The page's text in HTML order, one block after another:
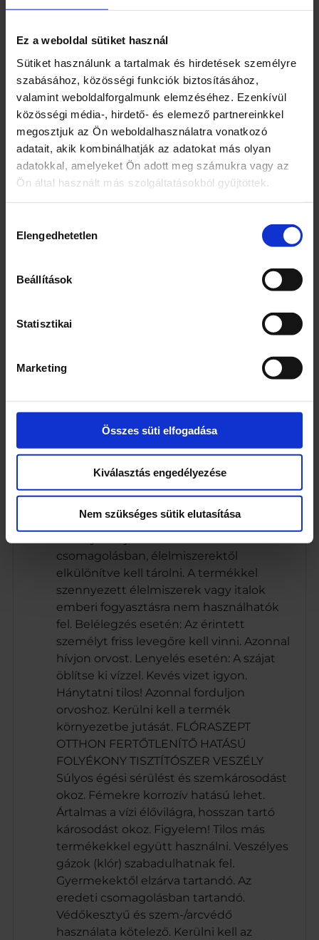
Ez a weboldal sütiket használ
Sütiket használunk a tartalmak és hirdetések személyre
szabásához, közösségi funkciók biztosításához,
valamint weboldalforgalmunk elemzéséhez. Ezenkívül
közösségi média-, hirdető- és elemező partnereinkkel
megosztjuk az Ön weboldalhasználatra vonatkozó
adatait, akik kombinálhatják az adatokat más olyan
adatokkal, amelyeket Ön adott meg számukra vagy az
Ön által használt más szolgáltatásokból gyűjtöttek.
kiválasztása
Elengedhetetlen
Beállítások
Statisztikai
Marketing
Összes süti elfogadása
Kiválasztás engedélyezése
Nem szükséges sütik elutasítása
bevonatot tartalmaznak, pl. lángálló
látható jelzéssel ellátott textíliákhoz. –
Mindig olvassa el a ruhanemű kezelési
útmutatóját. – A hypo oldat tartós
érintkezése fémfelülettel (pl.
fémgombok) elszíneződést okozhat. – Ne
használja szivacsos betéttel ellátott
melltartókhoz. – Ne tegye a ruhát
fehérítés után szárítógépbe. – Ne
használja hígítatlanul parkettán vagy
mert károsíthatja azokat. – Ha kiömlött,
Használat után mosson kezet. – A kiürült
flakont más célra ne használja, dobja a
használati útmutatóját. – Kizárólag az
utasításoknak megfelelően használja. – A
a kezelt felületekről – a padozat
az öblítés hatékonyságát ellenőrizni kell!
A rendeltetésszerű felhasználás során
ügyelni kell arra, hogy az élelmiszerek
sem a szerrel, sem annak maradékával
érintkezésbe, ill. azokkal ne
csomagolásban, élelmiszerektől
elkülönítve kell tárolni. A termékkel
szennyezett élelmiszerek vagy italok
emberi fogyasztásra nem használhatók
fel. Belélegzés esetén: Az érintett
személyt friss levegőre kell vinni. Azonnal
hívjon orvost. Lenyelés esetén: A szájat
öblítse ki vízzel. Kevés vizet igyon.
Hánytatni tilos! Azonnal forduljon
orvoshoz. Kerülni kell a termék
környezetbe jutását. FLÓRASZEPT
OTTHON FERTŐTLENÍTŐ HATÁSÚ
FOLYÉKONY TISZTÍTÓSZER VESZÉLY
Súlyos égési sérülést és szemkárosodást
okoz. Fémekre korrozív hatású lehet.
Ártalmas a vízi élővilágra, hosszan tartó
károsodást okoz. Figyelem! Tilos más
termékekkel együtt használni. Veszélyes
gázok (klór) szabadulhatnak fel.
Gyermekektől elzárva tartandó. Az
eredeti csomagolásban tartandó.
Védőkesztyű és szem-/arcvédő
használata kötelező. Kerülni kell az